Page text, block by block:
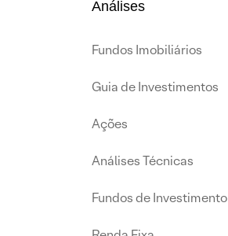
Análises
Fundos Imobiliários
Guia de Investimentos
Ações
Análises Técnicas
Fundos de Investimento